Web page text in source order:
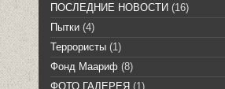
ПОСЛЕДНИЕ НОВОСТИ (16)
Пытки (4)
Террористы (1)
Фонд Маариф (8)
ФОТО ГАЛЕРЕЯ (1)